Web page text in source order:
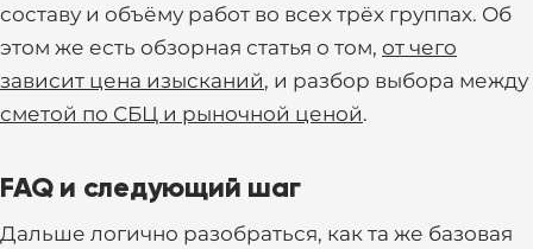
составу и объёму работ во всех трёх группах. Об
этом же есть обзорная статья о том, от чего
зависит цена изысканий, и разбор выбора между
сметой по СБЦ и рыночной ценой.
FAQ и следующий шаг
Дальше логично разобраться, как та же базовая